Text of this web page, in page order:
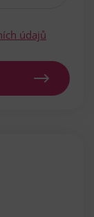
údajů